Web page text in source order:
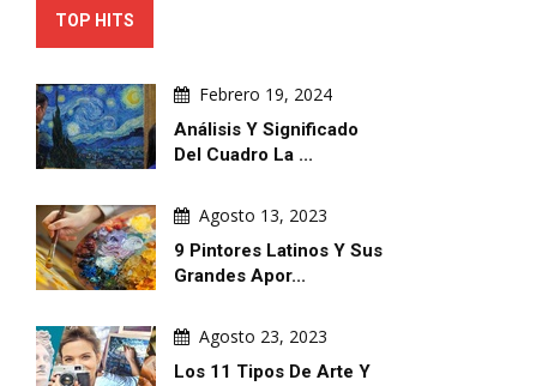
TOP HITS
Febrero 19, 2024
Análisis Y Significado
Del Cuadro La ...
Agosto 13, 2023
9 Pintores Latinos Y Sus
Grandes Apor...
Agosto 23, 2023
Los 11 Tipos De Arte Y